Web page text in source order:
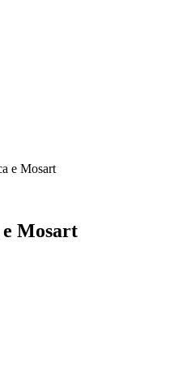
e Mosart
Mosart